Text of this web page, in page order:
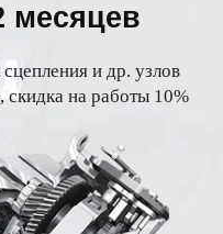
месяцев
и др. узлов
скидка на работы 10%